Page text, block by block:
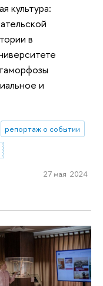
культура:
в
и
репортаж о событии
27 мая 2024